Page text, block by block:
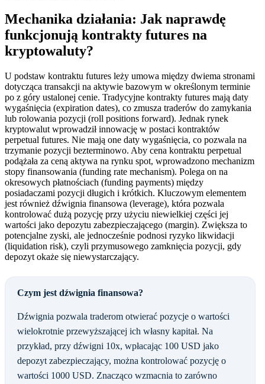
Mechanika działania: Jak naprawdę
funkcjonują kontrakty futures na
kryptowaluty?
U podstaw kontraktu futures leży umowa między dwiema stronami
dotycząca transakcji na aktywie bazowym w określonym terminie
po z góry ustalonej cenie. Tradycyjne kontrakty futures mają daty
wygaśnięcia (expiration dates), co zmusza traderów do zamykania
lub rolowania pozycji (roll positions forward). Jednak rynek
kryptowalut wprowadził innowację w postaci kontraktów
perpetual futures. Nie mają one daty wygaśnięcia, co pozwala na
trzymanie pozycji bezterminowo. Aby cena kontraktu perpetual
podążała za ceną aktywa na rynku spot, wprowadzono mechanizm
stopy finansowania (funding rate mechanism). Polega on na
okresowych płatnościach (funding payments) między
posiadaczami pozycji długich i krótkich. Kluczowym elementem
jest również dźwignia finansowa (leverage), która pozwala
kontrolować dużą pozycję przy użyciu niewielkiej części jej
wartości jako depozytu zabezpieczającego (margin). Zwiększa to
potencjalne zyski, ale jednocześnie podnosi ryzyko likwidacji
(liquidation risk), czyli przymusowego zamknięcia pozycji, gdy
depozyt okaże się niewystarczający.
Czym jest dźwignia finansowa?
Dźwignia pozwala traderom otwierać pozycje o wartości
wielokrotnie przewyższającej ich własny kapitał. Na
przykład, przy dźwigni 10x, wpłacając 100 USD jako
depozyt zabezpieczający, można kontrolować pozycję o
wartości 1000 USD. Znacząco wzmacnia to zarówno